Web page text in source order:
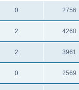
0 2756
2 4260
2 3961
0 2569